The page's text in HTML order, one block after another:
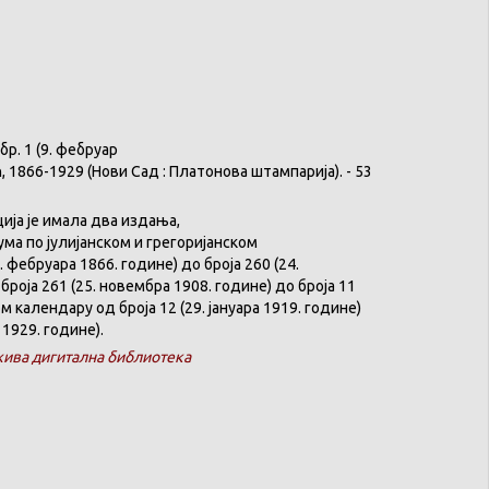
бр. 1 (9. фебруар
, 1866-1929 (Нови Сад : Платонова штампарија). - 53
је имала два издања,
по јулијанском и грегоријанском
фебруара 1866. године) до броја 260 (24.
261 (25. новембра 1908. године) до броја 11
календаруод броја 12 (29. јануара 1919. године)
године).
дигитална библиотека